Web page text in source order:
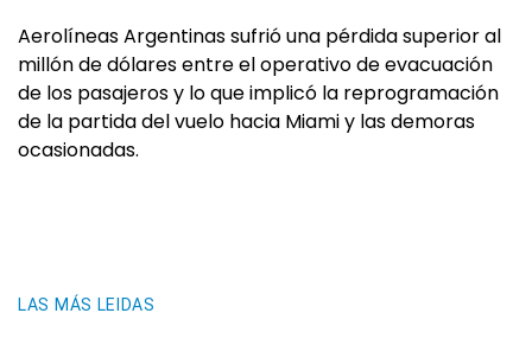
Aerolíneas Argentinas sufrió una pérdida superior al
millón de dólares entre el operativo de evacuación
de los pasajeros y lo que implicó la reprogramación
de la partida del vuelo hacia Miami y las demoras
ocasionadas.
LAS MÁS LEIDAS